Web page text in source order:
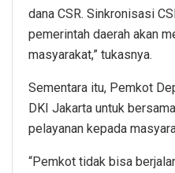
dana CSR. Sinkronisasi
pemerintah daerah akan
masyarakat,” tukasnya.
Sementara itu, Pemkot
DKI Jakarta untuk
pelayanan kepada
“Pemkot tidak bisa